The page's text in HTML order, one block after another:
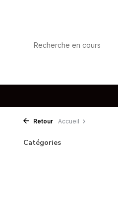
Retour Accueil
Catégories